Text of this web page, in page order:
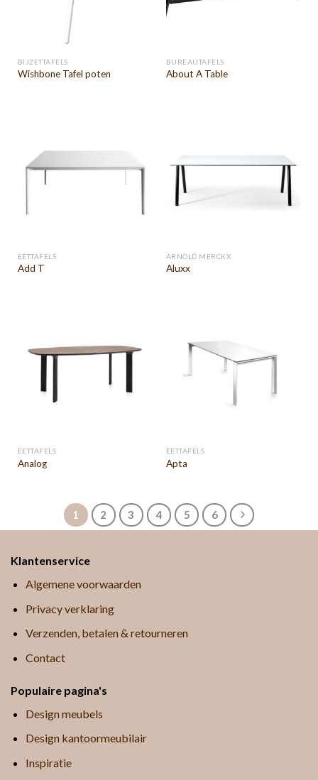
BIJZETTAFELS
Wishbone Tafel poten
BUREAUTAFELS
About A Table
EETTAFELS
Add T
ARNOLD MERCKX
Aluxx
EETTAFELS
Analog
EETTAFELS
Apta
1 2 3 4 5 6
Klantenservice
Algemene voorwaarden
Privacy verklaring
Verzenden, betalen & retourneren
Contact
Populaire pagina's
Design meubels
Design kantoormeubilair
Inspiratie